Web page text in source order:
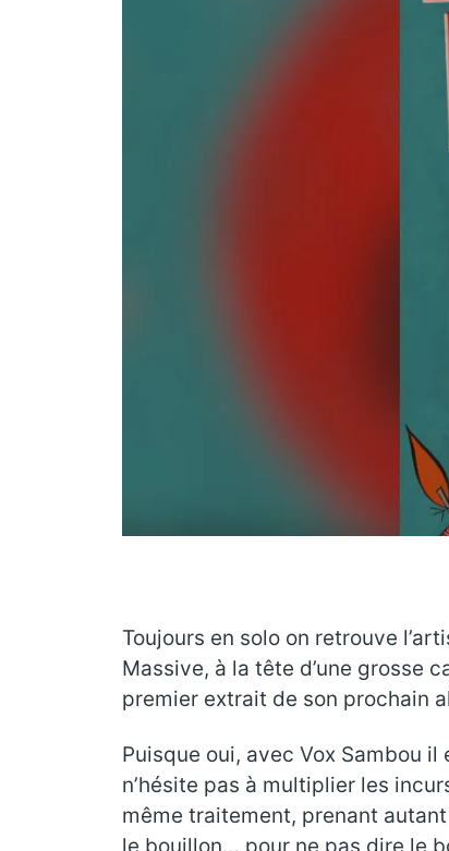
Toujours en solo on retrouve
Massive, à la tête d’une grosse
premier extrait de son prochain
Puisque oui, avec Vox Sambou
n’hésite pas à multiplier les
même traitement, prenant
le bouillon… pour ne pas dire le